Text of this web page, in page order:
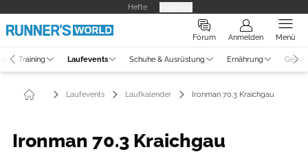
Hefte
Forum Anmelden Menü
Training Laufevents Schuhe & Ausrüstung Ernährung
Laufevents Laufkalender Ironman 70.3 Kraichgau
Ironman 70.3 Kraichgau